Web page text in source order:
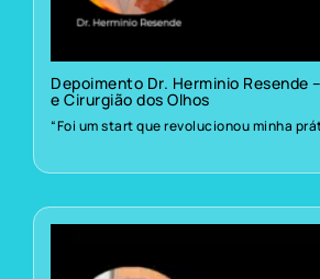
Depoimento Dr. Herminio Resende
e Cirurgião dos Olhos
“Foi um start que revolucionou minha